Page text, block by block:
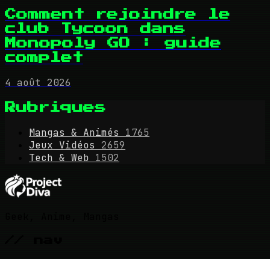
Comment rejoindre le
club Tycoon dans
Monopoly GO : guide
complet
4 août 2026
Rubriques
Mangas & Animés
1765
Jeux Vidéos
2659
Tech & Web 1502